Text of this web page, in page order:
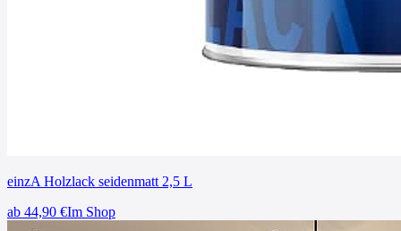
einzA Holzlack seidenmatt 2,5 L
ab 44,90 €Im Shop